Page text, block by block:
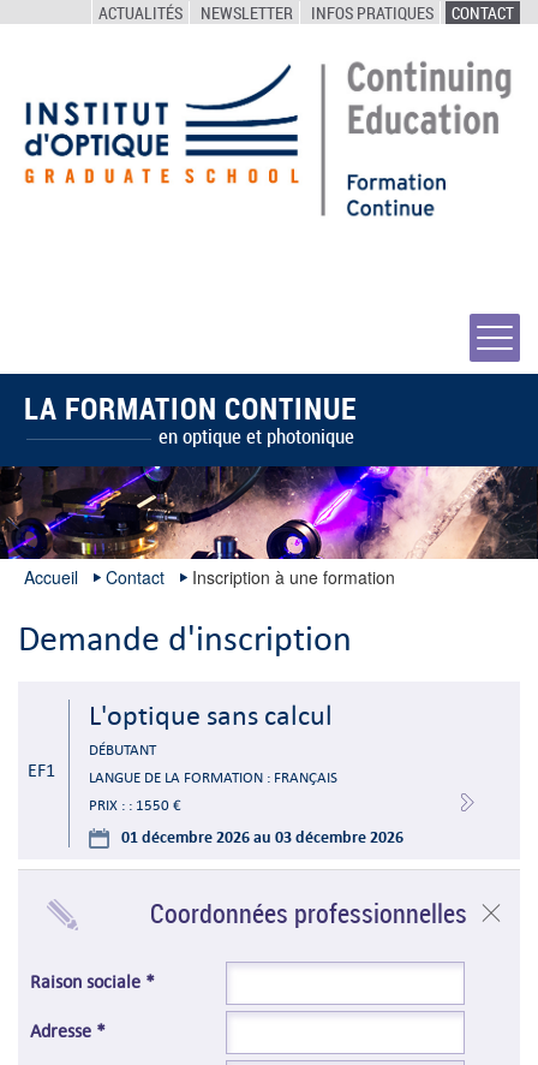
ACTUALITÉS NEWSLETTER INFOS PRATIQUES CONTACT
LA FORMATION CONTINUE
en optique et photonique
Accueil Contact Inscription à une formation
Demande d'inscription
EF1
L'optique sans calcul
DÉBUTANT
LANGUE DE LA FORMATION : FRANÇAIS
PRIX : : 1550 €
01 décembre 2026 au 03 décembre 2026
Coordonnées professionnelles
Raison sociale *
Adresse *